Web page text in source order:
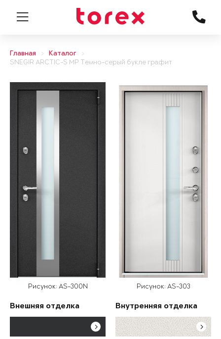
Главная
Каталог
SNEGIR ARCTIC-S MP Темно-серый букле графит
Рисунок: AS-300N
Внешняя отделка
Рисунок: AS-303
Внутренняя отделка